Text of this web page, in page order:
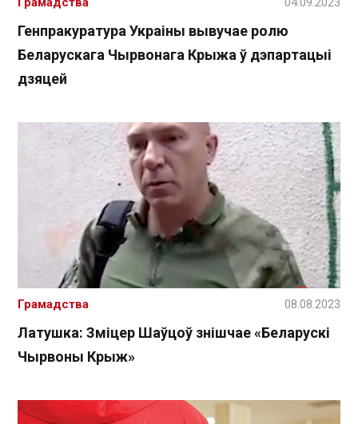
Генпракуратура Украіны вывучае ролю
Беларускага Чырвонага Крыжа ў дэпартацыі
дзяцей
Латушка: Зміцер Шаўцоў знішчае «Беларускі
Чырвоны Крыж»
Грамадства 08.08.2023